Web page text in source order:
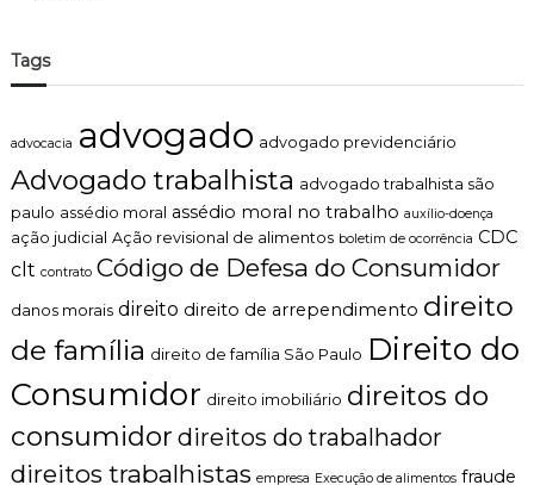
Tags
advocacia advogado advogado previdenciário
Advogado trabalhista advogado trabalhista são
paulo assédio moral assédio moral no trabalho auxílio-doença
ação judicial Ação revisional de alimentos boletim de ocorrência CDC
clt contrato Código de Defesa do Consumidor
danos morais direito direito de arrependimento direito
de família direito de família São Paulo Direito do
Consumidor direito imobiliário direitos do
consumidor direitos do trabalhador
direitos trabalhistas empresa Execução de alimentos fraude